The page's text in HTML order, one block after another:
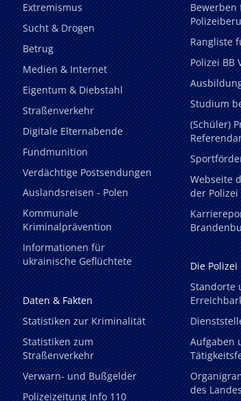
Extremismus
Sucht & Drogen
Betrug
Medien & Internet
Eigentum & Diebstahl
Straßenverkehr
Digitale Elternabende
Fundmunition
Verdächtige Postsendungen
Auslandsreisen - Polen
Kommunale
Kriminalprävention
Informationen für
ukrainische Geflüchtete
Daten & Fakten
Statistiken zur Kriminalität
Statistiken zum
Straßenverkehr
Verwarn- und Bußgelder
Polizeizeitung Info 110
Bewerben
Rangliste
Polizei BB
Studium
(Schüler)
Webseite
der Polizei
Die Polizei
Standorte
Aufgaben
des